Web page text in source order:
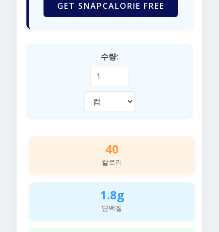
GET SNAPCALORIE FREE
수량:
40
칼로리
1.8g
단백질